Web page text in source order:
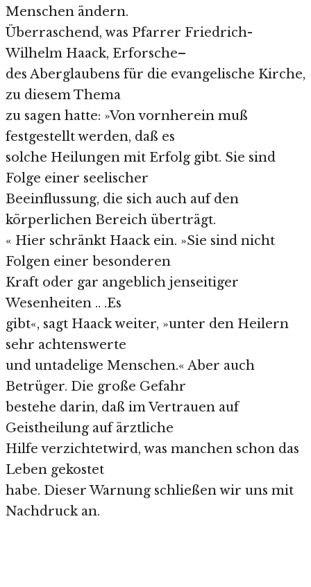
Menschen ändern.
Überraschend, was Pfarrer Friedrich-
Wilhelm Haack, Erforsche–
des Aberglaubens für die evangelische Kirche,
zu diesem Thema
zu sagen hatte: »Von vornherein muß
festgestellt werden, daß es
solche Heilungen mit Erfolg gibt. Sie sind
Folge einer seelischer
Beeinflussung, die sich auch auf den
körperlichen Bereich überträgt.
« Hier schränkt Haack ein. »Sie sind nicht
Folgen einer besonderen
Kraft oder gar angeblich jenseitiger
Wesenheiten .. .Es
gibt«, sagt Haack weiter, »unter den Heilern
sehr achtenswerte
und untadelige Menschen.« Aber auch
Betrüger. Die große Gefahr
bestehe darin, daß im Vertrauen auf
Geistheilung auf ärztliche
Hilfe verzichtetwird, was manchen schon das
Leben gekostet
habe. Dieser Warnung schließen wir uns mit
Nachdruck an.